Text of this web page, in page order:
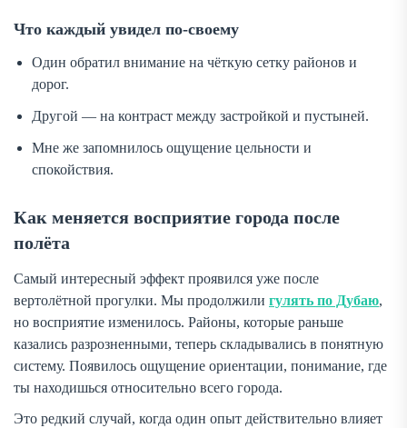
Что каждый увидел по-своему
Один обратил внимание на чёткую сетку районов и
дорог.
Другой — на контраст между застройкой и пустыней.
Мне же запомнилось ощущение цельности и
спокойствия.
Как меняется восприятие города после
полёта
Самый интересный эффект проявился уже после
вертолётной прогулки. Мы продолжили гулять по Дубаю,
но восприятие изменилось. Районы, которые раньше
казались разрозненными, теперь складывались в понятную
систему. Появилось ощущение ориентации, понимание, где
ты находишься относительно всего города.
Это редкий случай, когда один опыт действительно влияет